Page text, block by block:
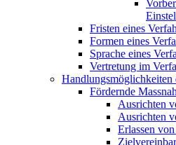
Fristen eines
Formen eines
Sprache eines
Vertretung im
Handlungsmöglichkeiten
Fördernde
Ausrichten
Ausrichten
Erlassen